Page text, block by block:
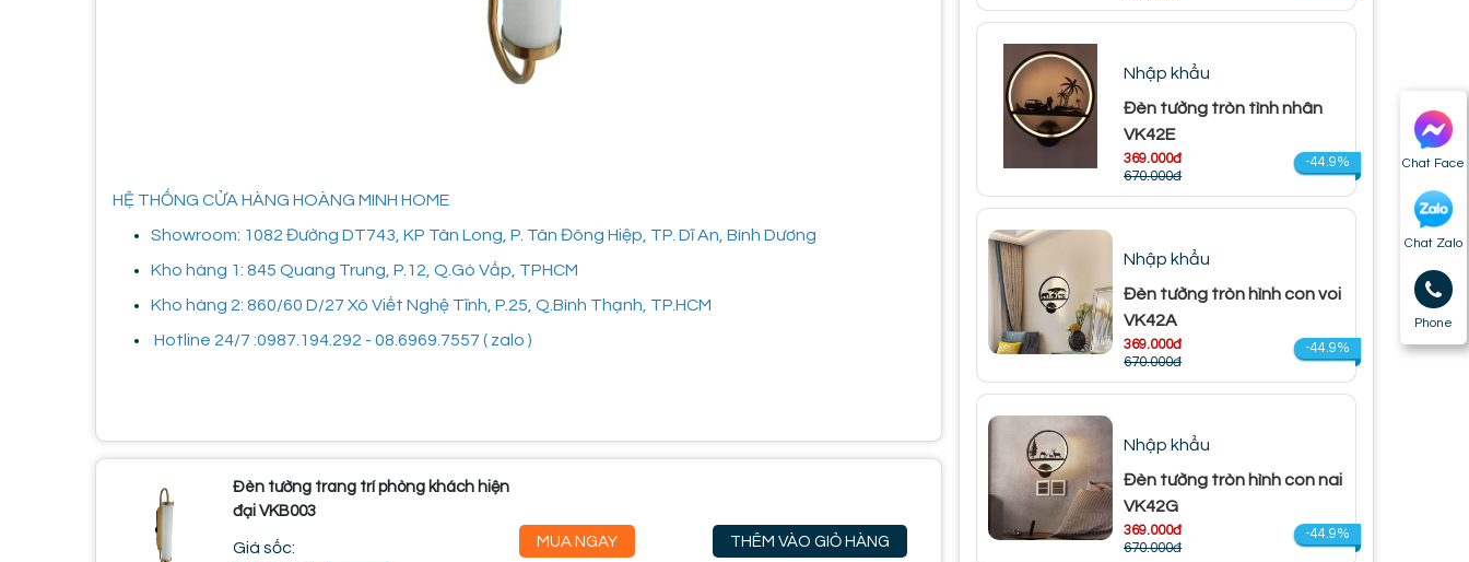
Chat Face
Chat Zalo
Phone
HỆ THỐNG CỬA HÀNG HOÀNG MINH HOME
Showroom: 1082 Đường DT743, KP Tân Long, P. Tân Đông Hiệp, TP. Dĩ An, Bình Dương
Kho hàng 1: 845 Quang Trung, P.12, Q.Gò Vấp, TPHCM
Kho hàng 2: 860/60 D/27 Xô Viết Nghệ Tĩnh, P.25, Q.Bình Thạnh, TP.HCM
Hotline 24/7 :0987.194.292 - 08.6969.7557 ( zalo )
Đèn tường trang trí phòng khách hiện
đại VKB003
Giá sốc: MUA NGAY THÊM VÀO GIỎ HÀNG
Nhập khẩu
Đèn tường tròn tình nhân
VK42E
369.000đ
670.000đ
-44.9%
Nhập khẩu
Đèn tường tròn hình con voi
VK42A
369.000đ
670.000đ
-44.9%
Nhập khẩu
Đèn tường tròn hình con nai
VK42G
369.000đ
670.000đ
-44.9%